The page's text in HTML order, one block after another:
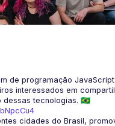
de programação
interessados em
cidades do Brasil,